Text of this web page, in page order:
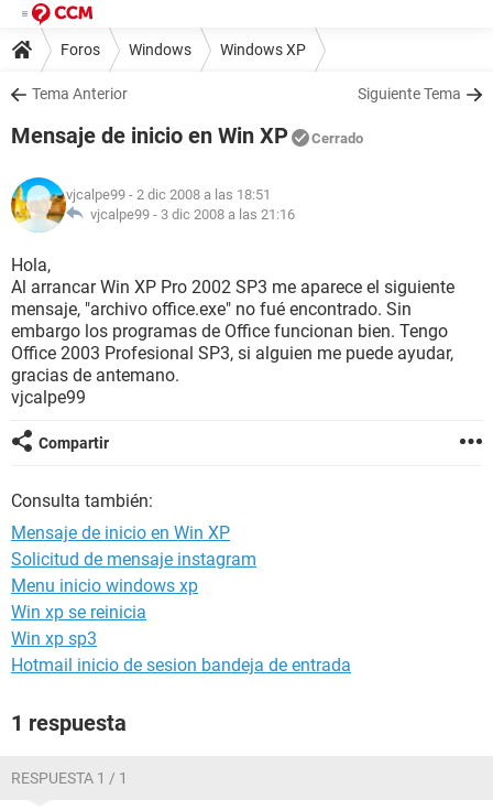
Foros Windows Windows XP
Tema Anterior Siguiente Tema
Mensaje de inicio en Win XP Cerrado
vjcalpe99 - 2 dic 2008 a las 18:51
vjcalpe99 - 3 dic 2008 a las 21:16
Hola,
Al arrancar Win XP Pro 2002 SP3 me aparece el siguiente
mensaje, "archivo office.exe" no fué encontrado. Sin
embargo los programas de Office funcionan bien. Tengo
Office 2003 Profesional SP3, si alguien me puede ayudar,
gracias de antemano.
vjcalpe99
Compartir
Consulta también:
Mensaje de inicio en Win XP
Solicitud de mensaje instagram
Menu inicio windows xp
Win xp se reinicia
Win xp sp3
Hotmail inicio de sesion bandeja de entrada
1 respuesta
RESPUESTA 1 / 1